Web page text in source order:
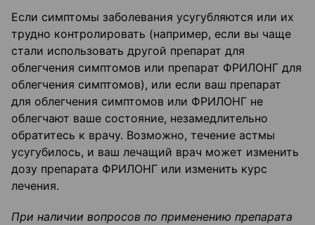
Если симптомы заболевания усугубляются или их
трудно контролировать (например, если вы чаще
стали использовать другой препарат для
облегчения симптомов или препарат ФРИЛОНГ для
облегчения симптомов), или если ваш препарат
для облегчения симптомов или ФРИЛОНГ не
облегчают ваше состояние, незамедлительно
обратитесь к врачу. Возможно, течение астмы
усугубилось, и ваш лечащий врач может изменить
дозу препарата ФРИЛОНГ или изменить курс
лечения.
При наличии вопросов по применению препарата